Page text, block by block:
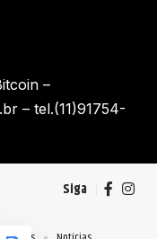
–
– tel.(11)91754-
Siga